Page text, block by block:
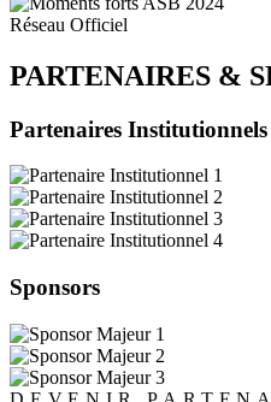
Réseau Officiel
PARTENAIRES &
Partenaires Institutionnels
Sponsors